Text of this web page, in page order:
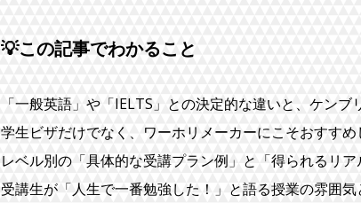
💡この記事でわかること
「一般英語」や「IELTS」との決定的な違いと、ケンブ
学生ビザだけでなく、ワーホリメーカーにこそおすすめ
レベル別の「具体的な受講プラン例」と「得られるリア
受講生が「人生で一番勉強した！」と語る授業の雰囲気